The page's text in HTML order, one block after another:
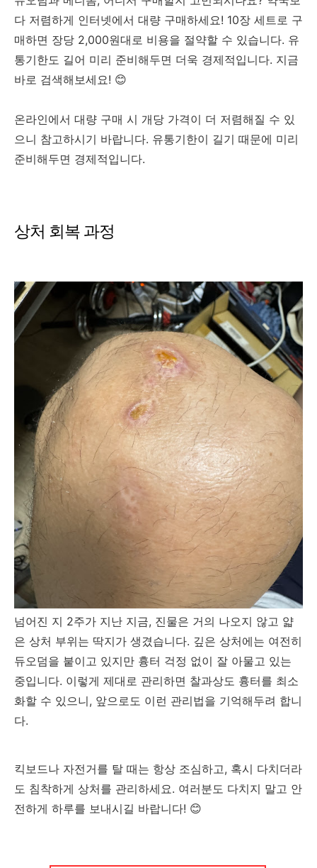
다 저렴하게 인터넷에서 대량 구매하세요! 10장 세트로 구
매하면 장당 2,000원대로 비용을 절약할 수 있습니다. 유
통기한도 길어 미리 준비해두면 더욱 경제적입니다. 지금
바로 검색해보세요! 😊
온라인에서 대량 구매 시 개당 가격이 더 저렴해질 수 있
으니 참고하시기 바랍니다. 유통기한이 길기 때문에 미리
준비해두면 경제적입니다.
상처 회복 과정
넘어진 지 2주가 지난 지금, 진물은 거의 나오지 않고 얇
은 상처 부위는 딱지가 생겼습니다. 깊은 상처에는 여전히
듀오덤을 붙이고 있지만 흉터 걱정 없이 잘 아물고 있는
중입니다. 이렇게 제대로 관리하면 찰과상도 흉터를 최소
화할 수 있으니, 앞으로도 이런 관리법을 기억해두려 합니
다.
킥보드나 자전거를 탈 때는 항상 조심하고, 혹시 다치더라
도 침착하게 상처를 관리하세요. 여러분도 다치지 말고 안
전하게 하루를 보내시길 바랍니다! 😊